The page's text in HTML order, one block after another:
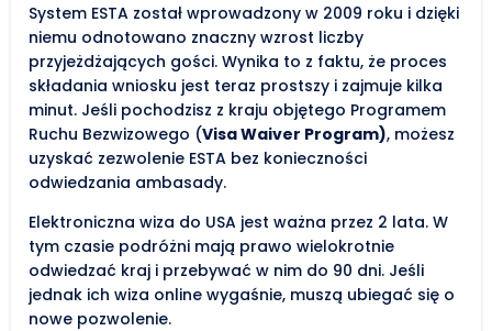
System ESTA został wprowadzony w 2009 roku i dzięki
niemu odnotowano znaczny wzrost liczby
przyjeżdżających gości. Wynika to z faktu, że proces
składania wniosku jest teraz prostszy i zajmuje kilka
minut. Jeśli pochodzisz z kraju objętego Programem
Ruchu Bezwizowego (Visa Waiver Program), możesz
uzyskać zezwolenie ESTA bez konieczności
odwiedzania ambasady.
Elektroniczna wiza do USA jest ważna przez 2 lata. W
tym czasie podróżni mają prawo wielokrotnie
odwiedzać kraj i przebywać w nim do 90 dni. Jeśli
jednak ich wiza online wygaśnie, muszą ubiegać się o
nowe pozwolenie.